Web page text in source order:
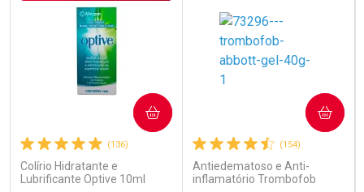
Ativar Desconto
Comprar sem Desconto
Por R$ 29,30/cada
Comprar sem Desconto
Por R$ 29,30/cada
(136)
Colírio Hidratante e
Lubrificante Optive 10ml
COMPRAR
(154)
Antiedematoso e Anti-
inflamatório Trombofob
COMPRAR